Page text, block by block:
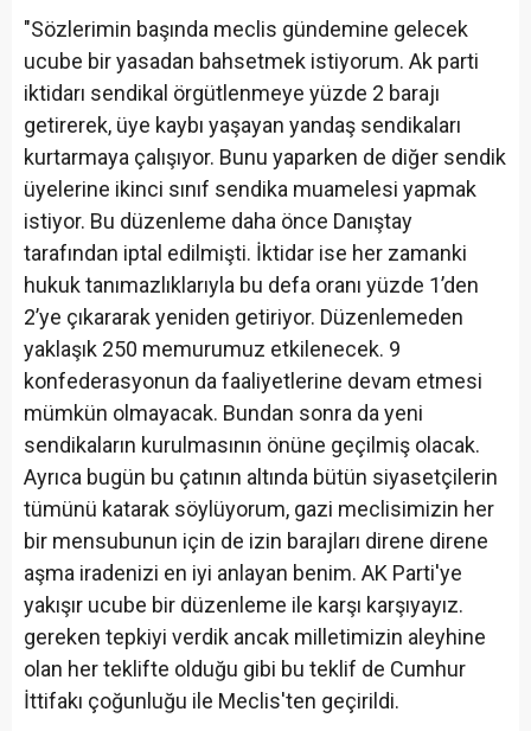
"Sözlerimin başında meclis gündemine gelecek
ucube bir yasadan bahsetmek istiyorum. Ak parti
iktidarı sendikal örgütlenmeye yüzde 2 barajı
getirerek, üye kaybı yaşayan yandaş sendikaları
kurtarmaya çalışıyor. Bunu yaparken de diğer sendik
üyelerine ikinci sınıf sendika muamelesi yapmak
istiyor. Bu düzenleme daha önce Danıştay
tarafından iptal edilmişti. İktidar ise her zamanki
hukuk tanımazlıklarıyla bu defa oranı yüzde 1’den
2’ye çıkararak yeniden getiriyor. Düzenlemeden
yaklaşık 250 memurumuz etkilenecek. 9
konfederasyonun da faaliyetlerine devam etmesi
mümkün olmayacak. Bundan sonra da yeni
sendikaların kurulmasının önüne geçilmiş olacak.
Ayrıca bugün bu çatının altında bütün siyasetçilerin
tümünü katarak söylüyorum, gazi meclisimizin her
bir mensubunun için de izin barajları direne direne
aşma iradenizi en iyi anlayan benim. AK Parti'ye
yakışır ucube bir düzenleme ile karşı karşıyayız.
gereken tepkiyi verdik ancak milletimizin aleyhine
olan her teklifte olduğu gibi bu teklif de Cumhur
İttifakı çoğunluğu ile Meclis'ten geçirildi.